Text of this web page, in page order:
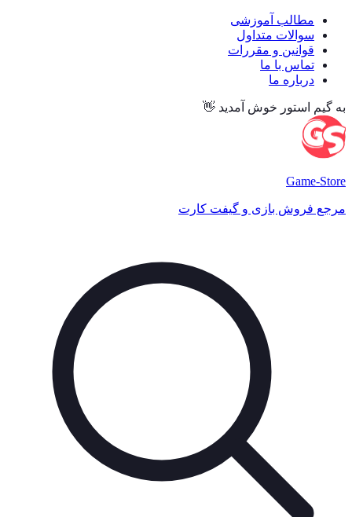
مطالب آموزشی
سوالات متداول
قوانین و مقررات
تماس با ما
درباره ما
به گیم استور خوش آمدید 👋
Game-Store
مرجع فروش بازی و گیفت کارت